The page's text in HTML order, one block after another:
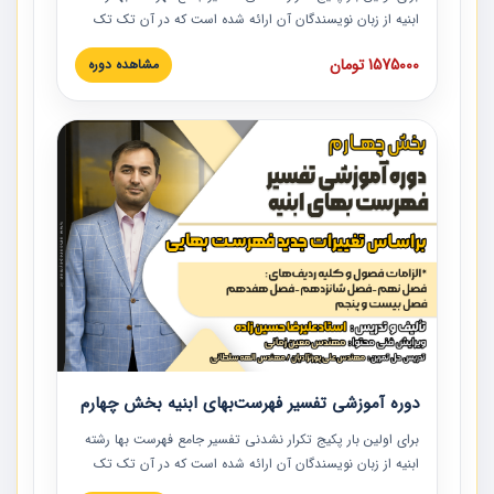
ابنیه از زبان نویسندگان آن ارائه شده است که در آن تک تک
ردیف ها و مطالب فهرست بها تفسیر و ارائه شده است. این
دوره به صورت کامل تصویری بوده و به همراه تصاویر عملیات
دوره با کلام مهندس علیرضاحسین‌زاده مدیر پروژه مهندسی
مشاور در امر بازنگری فهرست بها رشته ابنیه ارائه شده و به تمام
همکارانی که در حوزه صنعت ساخت در حال فعالیت هستند حتما
توصیه می کنیم از مطالب این دوره استفاده نمایند.
1575000 تومان مشاهده دوره
دوره آموزشی تفسیر فهرست‌بهای ابنیه بخش چهارم
برای اولین بار پکیج تکرار نشدنی تفسیر جامع فهرست بها رشته
ابنیه از زبان نویسندگان آن ارائه شده است که در آن تک تک
ردیف ها و مطالب فهرست بها تفسیر و ارائه شده است. این